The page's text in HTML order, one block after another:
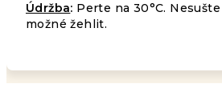
Údržba: Perte na 30°C.
možné žehlit.